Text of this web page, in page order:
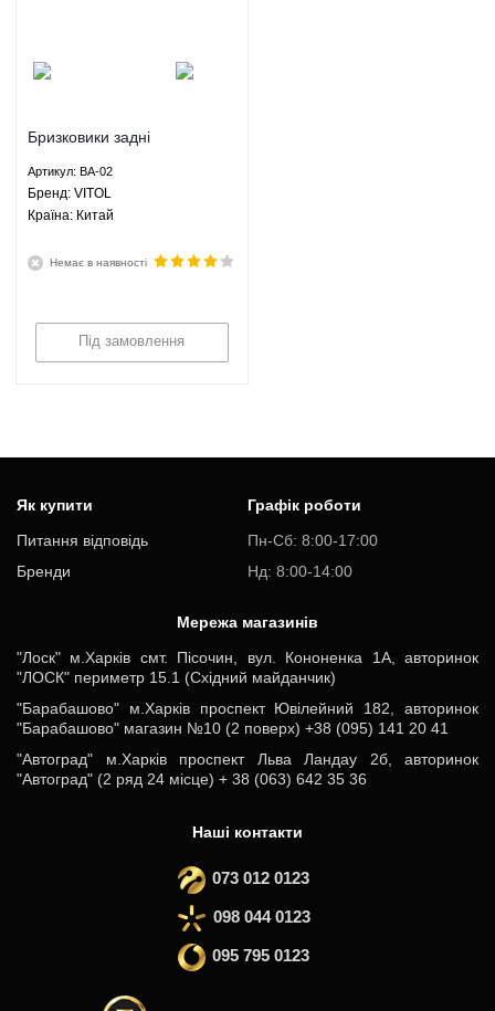
Бризковики задні
(гумові) TUN 2 - BA-02
VITOL
Артикул: BA-02
Брeнд: VITOL
Країна: Китай
Немає в наявності
Під замовлення
Як купити
Питання відповідь
Бренди
Графік роботи
Пн-Cб: 8:00-17:00
Нд: 8:00-14:00
Мережа магазинів
"Лоск" м.Харків смт. Пісочин, вул. Кононенка 1А, авторинок
"ЛОСК" периметр 15.1 (Східний майданчик)
"Барабашово" м.Харків проспект Ювілейний 182, авторинок
"Барабашово" магазин №10 (2 поверх) +38 (095) 141 20 41
"Автоград" м.Харків проспект Льва Ландау 2б, авторинок
"Автоград" (2 ряд 24 місце) + 38 (063) 642 35 36
Наші контакти
073 012 0123
098 044 0123
095 795 0123